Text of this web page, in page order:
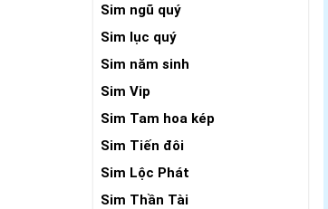
Sim ngũ quý
Sim lục quý
Sim năm sinh
Sim Vip
Sim Tam hoa kép
Sim Tiến đôi
Sim Lộc Phát
Sim Thần Tài